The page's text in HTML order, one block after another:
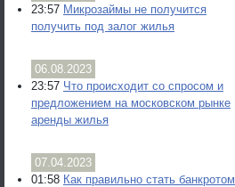
23:57 Микрозаймы не получится
получить под залог жилья
06.08.2023
23:57 Что происходит со спросом и
предложением на московском рынке
аренды жилья
07.04.2023
01:58 Как правильно стать банкротом